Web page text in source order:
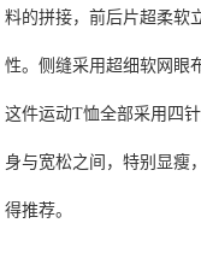
料的拼接，前后片超柔软
性。侧缝采用超细软网眼
这件运动T恤全部采用四
身与宽松之间，特别显瘦
得推荐。